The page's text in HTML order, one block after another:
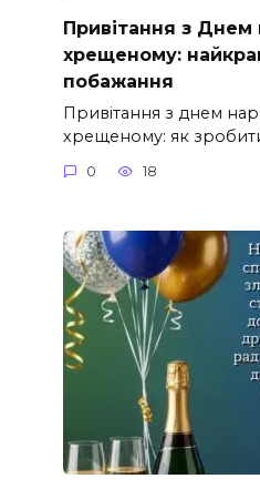
Привітання з
хрещеному:
побажання
Привітання з днем
хрещеному: як
0 18